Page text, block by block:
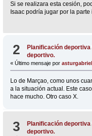
Si se realizara esta cesión,
Isaac podría jugar por la
2 Planificación deportiva
deportivo.
« Último mensaje por asturgabriel
Lo de Marçao, como unos
a la situación actual. Este
hace mucho. Otro caso X.
3 Planificación deportiva
deportivo.